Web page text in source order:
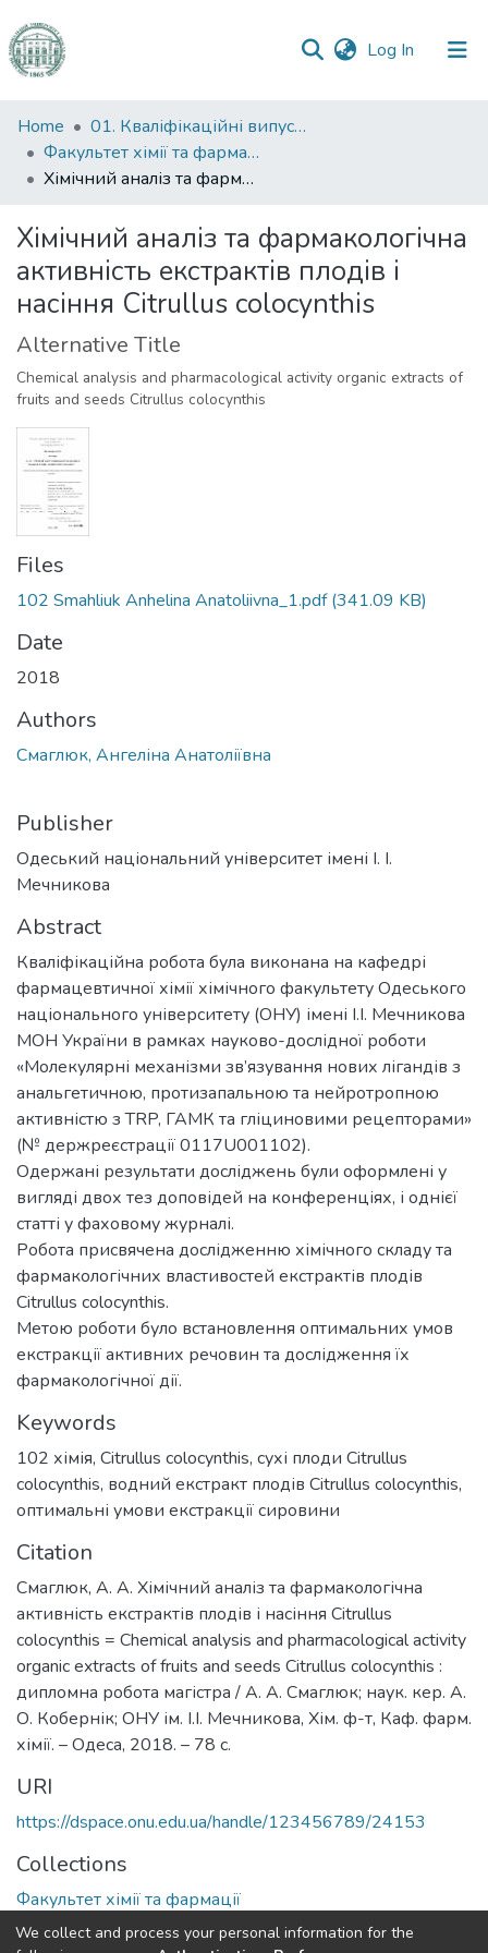
Log In (current)
Communities
&
Collections
Statistics
Home
01. Кваліфікаційні випускні роботи здобувачів вищої освіти
Факультет хімії та фармації
Хімічний аналіз та фармакологічна активність екстрактів плодів і насіння Citrullus colocynthis
Хімічний аналіз та фармакологічна
активність екстрактів плодів і
насіння Citrullus colocynthis
Alternative Title
Chemical analysis and pharmacological activity organic extracts of
fruits and seeds Citrullus colocynthis
Files
102 Smahliuk Anhelina Anatoliivna_1.pdf(341.09 KB)
Date
2018
Authors
Смаглюк, Ангеліна Анатоліївна
Publisher
Одеський національний університет імені І. І.
Мечникова
Abstract
Кваліфікаційна робота була виконана на кафедрі
фармацевтичної хімії хімічного факультету Одеського
національного університету (ОНУ) імені І.І. Мечникова
МОН України в рамках науково-дослідної роботи
«Молекулярні механізми зв’язування нових лігандів з
анальгетичною, протизапальною та нейротропною
активністю з TRP, ГАМК та гліциновими рецепторами»
(№ держреєстрації 0117U001102).
Одержані результати досліджень були оформлені у
вигляді двох тез доповідей на конференціях, і однієї
статті у фаховому журналі.
Робота присвячена дослідженню хімічного складу та
фармакологічних властивостей екстрактів плодів
Citrullus colocynthis.
Метою роботи було встановлення оптимальних умов
екстракції активних речовин та дослідження їх
фармакологічної дії.
Keywords
102 хімія, Citrullus colocynthis, сухі плоди Citrullus
colocynthis, водний екстракт плодів Citrullus colocynthis,
оптимальні умови екстракції сировини
Citation
Смаглюк, А. А. Хімічний аналіз та фармакологічна
активність екстрактів плодів і насіння Citrullus
colocynthis = Chemical analysis and pharmacological activity
organic extracts of fruits and seeds Citrullus colocynthis :
дипломна робота магістра / А. А. Смаглюк; наук. кер. А.
О. Кобернік; ОНУ ім. І.І. Мечникова, Хім. ф-т, Каф. фарм.
хімії. – Одеса, 2018. – 78 с.
URI
https://dspace.onu.edu.ua/handle/123456789/24153
Collections
Факультет хімії та фармації
We collect and process your personal information for the